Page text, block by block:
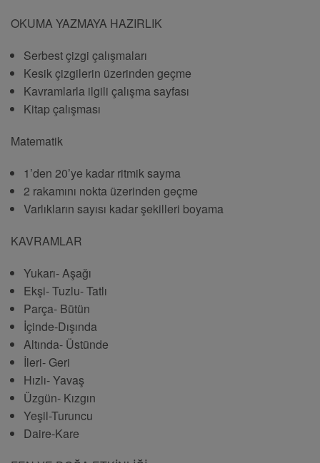
OKUMA YAZMAYA HAZIRLIK
Serbest çizgi çalışmaları
Kesik çizgilerin üzerinden geçme
Kavramlarla ilgili çalışma sayfası
Kitap çalışması
Matematik
1’den 20’ye kadar ritmik sayma
2 rakamını nokta üzerinden geçme
Varlıkların sayısı kadar şekilleri boyama
KAVRAMLAR
Yukarı- Aşağı
Ekşi- Tuzlu- Tatlı
Parça- Bütün
İçinde-Dışında
Altında- Üstünde
İleri- Geri
Hızlı- Yavaş
Üzgün- Kızgın
Yeşil-Turuncu
Daire-Kare